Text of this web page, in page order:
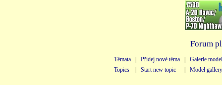
Forum
Témata Přidej nové téma
Galerie
Topics
Start new topic Model gallery